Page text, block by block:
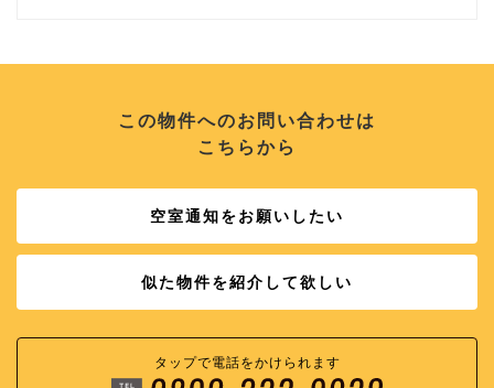
この物件へのお問い合わせは
こちらから
空室通知をお願いしたい
似た物件を紹介して欲しい
タップで電話をかけられます